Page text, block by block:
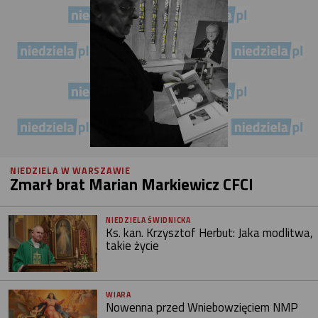
NIEDZIELA W WARSZAWIE
Zmarł brat Marian Markiewicz CFCI
NIEDZIELA ŚWIDNICKA
Ks. kan. Krzysztof Herbut: Jaka modlitwa,
takie życie
WIARA
Nowenna przed Wniebowzięciem NMP